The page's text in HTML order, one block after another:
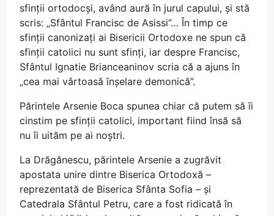
sfinții ortodocși, având aură în jurul capului, și stă
scris: „Sfântul Francisc de Asissi”… În timp ce
sfinții canonizați ai Bisericii Ortodoxe ne spun că
sfinții catolici nu sunt sfinți, iar despre Francisc,
Sfântul Ignatie Brianceaninov scria că a ajuns în
„cea mai vârtoasă înșelare demonică”.
Părintele Arsenie Boca spunea chiar că putem să îi
cinstim pe sfinții catolici, important fiind însă să
nu îi uităm pe ai noștri.
La Drăgănescu, părintele Arsenie a zugrăvit
apostata unire dintre Biserica Ortodoxă –
reprezentată de Biserica Sfânta Sofia – și
Catedrala Sfântul Petru, care a fost ridicată în